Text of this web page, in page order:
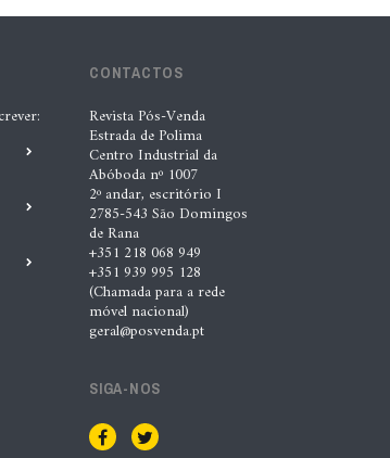
CONTACTOS
Revista Pós-Venda
Estrada de Polima
Centro Industrial da
Abóboda nº 1007
2º andar, escritório I
2785-543 São Domingos
de Rana
+351 218 068 949
+351 939 995 128
(Chamada para a rede
móvel nacional)
geral@posvenda.pt
SIGA-NOS